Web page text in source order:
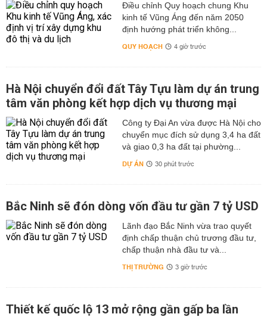
Điều chỉnh Quy hoạch chung Khu
kinh tế Vũng Áng đến năm 2050
định hướng phát triển không...
QUY HOẠCH 4 giờ trước
Hà Nội chuyển đổi đất Tây Tựu làm dự án trung
tâm văn phòng kết hợp dịch vụ thương mại
Công ty Đại An vừa được Hà Nội cho
chuyển mục đích sử dụng 3,4 ha đất
và giao 0,3 ha đất tại phường...
DỰ ÁN 30 phút trước
Bắc Ninh sẽ đón dòng vốn đầu tư gần 7 tỷ USD
Lãnh đạo Bắc Ninh vừa trao quyết
định chấp thuận chủ trương đầu tư,
chấp thuận nhà đầu tư và...
THỊ TRƯỜNG 3 giờ trước
Thiết kế quốc lộ 13 mở rộng gần gấp ba lần